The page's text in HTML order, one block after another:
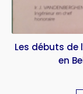
Les débuts
en